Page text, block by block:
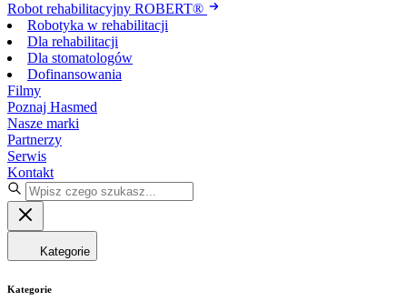
Robot rehabilitacyjny ROBERT®
Robotyka w rehabilitacji
Dla rehabilitacji
Dla stomatologów
Dofinansowania
Filmy
Poznaj Hasmed
Nasze marki
Partnerzy
Serwis
Kontakt
Kategorie
Kategorie